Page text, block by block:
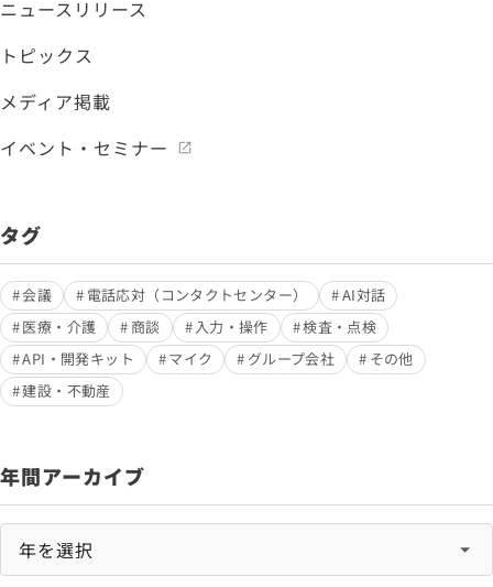
ニュースリリース
トピックス
メディア掲載
イベント・セミナー
タグ
会議 電話応対（コンタクトセンター）
AI対話
医療・介護
商談 入力・操作
検査・点検
API・開発キット
マイク グループ会社
その他
建設・不動産
年間アーカイブ